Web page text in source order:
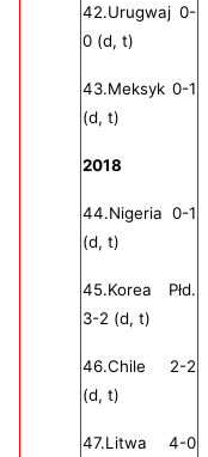
42.Urugwaj 0-
0 (d, t)
43.Meksyk 0-1
(d, t)
2018
44.Nigeria 0-1
(d, t)
45.Korea Płd.
3-2 (d, t)
46.Chile 2-2
(d, t)
47.Litwa 4-0